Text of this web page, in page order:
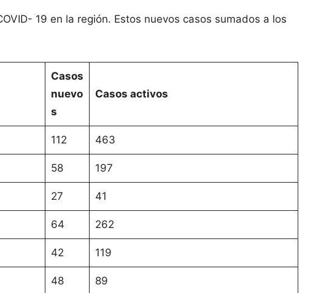
19 en la región. Estos nuevos casos sumados a los
Casos
nuevo
s
Casos activos
112 463
58 197
27 41
64 262
42 119
48 89